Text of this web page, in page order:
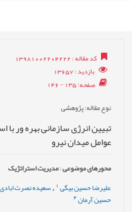
کد مقاله: 13981002204222
بازدید: 13657
صفحه: 135 - 146
نوع مقاله: پژوهشی
تبیین انرژی سازمانی بهره ور با
عوامل میدان نیرو
محورهای موضوعی:مدیریت استراتژیک
علیرضا حسین بیگی , سعیده نصرت ابادی
حسین آرمان 4